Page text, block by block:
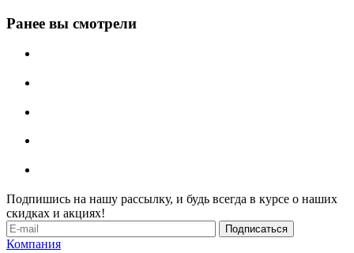
Ранее вы смотрели
Подпишись на нашу рассылку, и будь всегда в курсе о наших
скидках и акциях!
Компания